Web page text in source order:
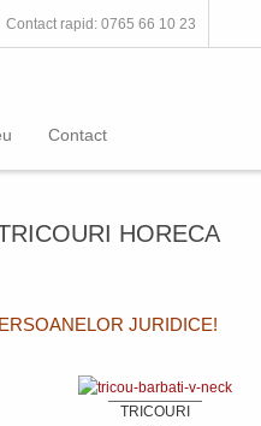
Contact rapid: 0765 66 10 23
Contact
HORECA
JURIDICE!
TRICOURI